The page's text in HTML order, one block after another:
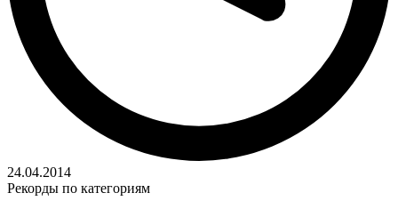
24.04.2014
Рекорды по категориям